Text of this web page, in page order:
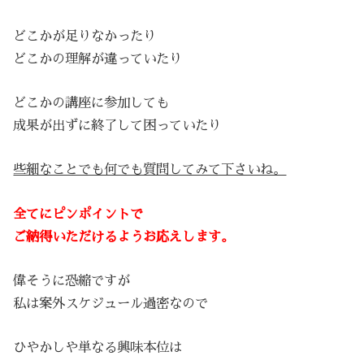
どこかが足りなかったり
どこかの理解が違っていたり
どこかの講座に参加しても
成果が出ずに終了して困っていたり
些細なことでも何でも質問してみて下さいね。
全てにピンポイントで
ご納得いただけるようお応えします。
偉そうに恐縮ですが
私は案外スケジュール過密なので
ひやかしや単なる興味本位は